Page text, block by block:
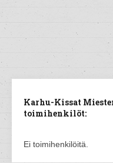
Karhu-Kissat
toimihenkilöt:
Ei toimihenkilöitä.